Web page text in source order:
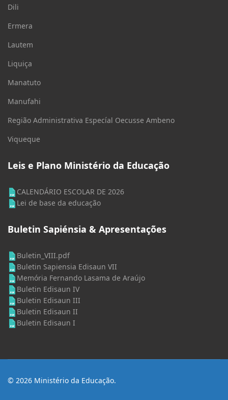
Dili
Ermera
Lautem
Liquiça
Manatuto
Manufahi
Região Administrativa Especíal Oecusse Ambeno
Viqueque
Leis e Plano Ministério da Educação
CALENDÁRIO ESCOLAR DE 2026
Lei de base da educação
Buletin Sapiénsia & Apresentações
Buletin_VIII.pdf
Buletin Sapiensia Edisaun VII
Memória Fernando Lasama de Araújo
Buletin Edisaun IV
Buletin Edisaun III
Buletin Edisaun II
Buletin Edisaun I
© 2026 Ministério da Educação.